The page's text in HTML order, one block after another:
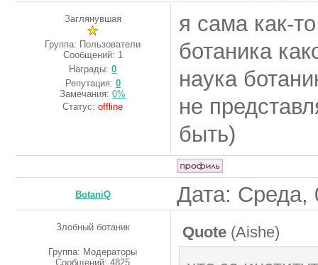
Заглянувшая
Группа: Пользователи
Сообщений: 1
Награды:0
Репутация: 0
Замечания:0%
Статус:offline
я сама как-
ботаника
наука
не
быть)
BotaniQ Дата: Среда,
Злобный ботаник
Группа: Модераторы
Сообщений:4825
Quote (Aishe)